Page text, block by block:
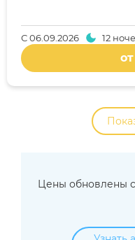
С06.09.2026 12
Цены обновлены